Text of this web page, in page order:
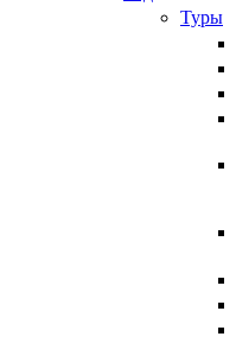
Туры